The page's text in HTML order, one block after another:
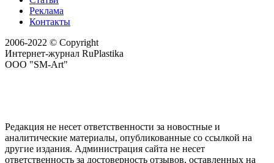
Реклама
Контакты
2006-2022 © Copyright
Интернет-журнал RuPlastika
ООО "SM-Art"
Редакция не несет ответственности за новостные и
аналитические материалы, опубликованные со ссылкой на
другие издания. Администрация сайта не несет
ответственность за достоверность отзывов, оставленных на